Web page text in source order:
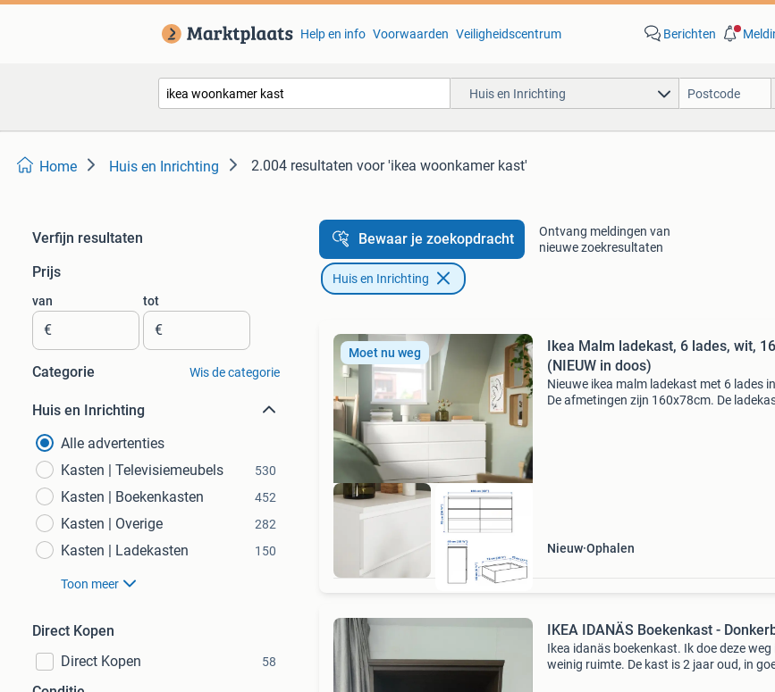
Help en info Voorwaarden Veiligheidscentrum Berichten
Huis en Inrichting
Home Huis en Inrichting 2.004 resultaten voor 'ikea woonkamer kast'
Verfijn resultaten
Prijs
van
€
tot
€
Categorie Wis de categorie
Huis en Inrichting
Alle advertenties
Kasten | Televisiemeubels
530
Kasten | Boekenkasten 452
Kasten | Overige 282
Kasten | Ladekasten 150
Toon meer
Direct Kopen
Direct Kopen
58
Bewaar je zoekopdracht
Ontvang meldingen van
nieuwe zoekresultaten
Huis en Inrichting
Moet nu weg
Ikea Malm ladekast, 6 lades, wit,
(NIEUW in doos)
Nieuwe ikea malm ladekast met 6 lades
De afmetingen zijn 160x78cm. De
Nieuw Ophalen
IKEA IDANÄS Boekenkast -
Ikea idanäs boekenkast. Ik doe deze weg
weinig ruimte. De kast is 2 jaar oud, in